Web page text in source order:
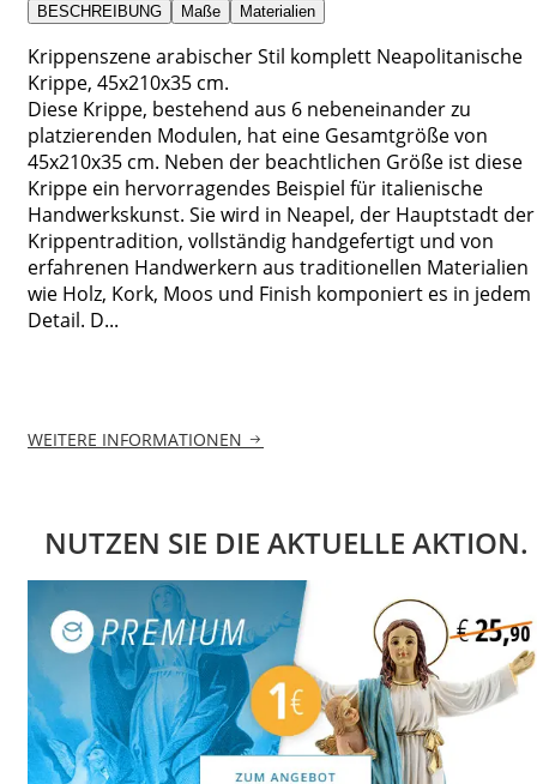
BESCHREIBUNG Maße Materialien
Krippenszene arabischer Stil komplett Neapolitanische
Krippe, 45x210x35 cm.
Diese Krippe, bestehend aus 6 nebeneinander zu
platzierenden Modulen, hat eine Gesamtgröße von
45x210x35 cm. Neben der beachtlichen Größe ist diese
Krippe ein hervorragendes Beispiel für italienische
Handwerkskunst. Sie wird in Neapel, der Hauptstadt der
Krippentradition, vollständig handgefertigt und von
erfahrenen Handwerkern aus traditionellen Materialien
wie Holz, Kork, Moos und Finish komponiert es in jedem
Detail. D...
WEITERE INFORMATIONEN
NUTZEN SIE DIE AKTUELLE AKTION.